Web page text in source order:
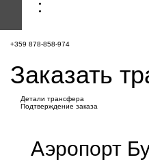
+359 878-858-974
Заказать
Детали трансфера
Подтверждение заказа
Аэропорт